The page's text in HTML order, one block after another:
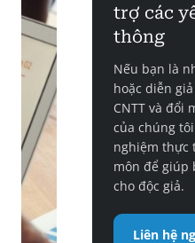
trợ các
thông
Nếu bạn là
hoặc diễn
CNTT và đổi
của chúng
nghiệm thực
môn để giúp
cho độc giả.
Liên hệ